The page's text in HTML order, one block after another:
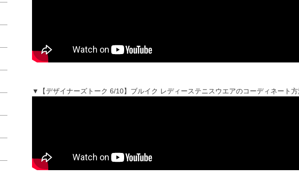
▼【デザイナーズトーク 6/10】ブルイク レディーステニスウエアのコーディネート方